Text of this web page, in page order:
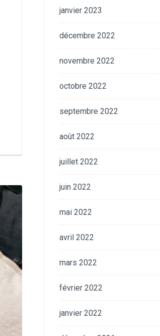
janvier 2023
décembre 2022
novembre 2022
octobre 2022
septembre 2022
août 2022
juillet 2022
juin 2022
mai 2022
avril 2022
mars 2022
février 2022
janvier 2022